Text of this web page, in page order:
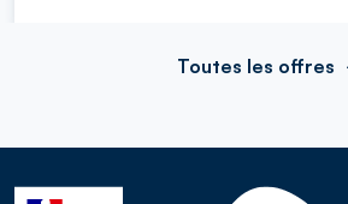
Toutes les offres